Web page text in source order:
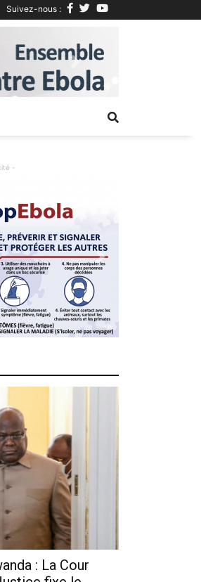
Suivez-nous :
Next
-
Next
: La Cour